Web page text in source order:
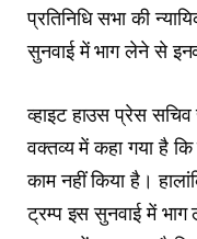
प्रतिनिधि सभा की
सुनवाई में भाग लेने से
व्हाइट हाउस प्रेस
वक्तव्य में कहा गया है कि
काम नहीं किया है।
ट्रम्प इस सुनवाई में